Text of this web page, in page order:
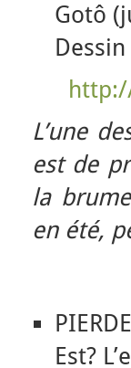
Gotô
L’une
est de
la
en été,
Est?